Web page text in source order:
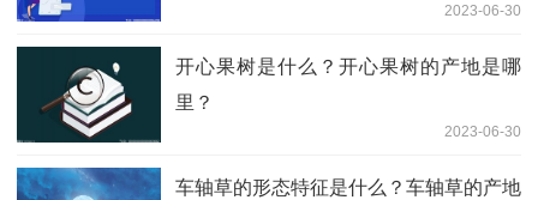
2023-06-30
开心果树是什么？开心果树的产地是哪
里？
2023-06-30
车轴草的形态特征是什么？车轴草的产地